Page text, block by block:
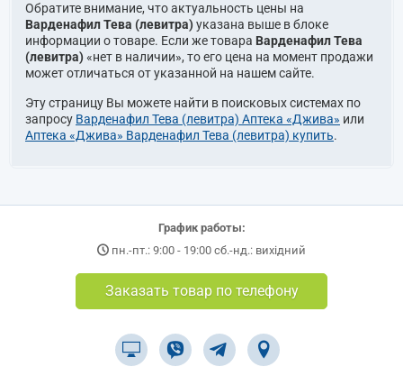
Обратите внимание, что актуальность цены на
Варденафил Тева (левитра)указана выше в блоке
информации о товаре. Если же товара Варденафил Тева
(левитра)«нет в наличии», то его цена на момент продажи
может отличаться от указанной на нашем сайте.
Эту страницу Вы можете найти в поисковых системах по
запросу Варденафил Тева (левитра) Аптека «Джива» или
Аптека «Джива» Варденафил Тева (левитра) купить.
График работы:
пн.-пт.: 9:00 - 19:00 сб.-нд.: вихідний
Заказать товар по телефону